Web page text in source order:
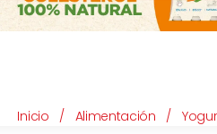
Listas
Inicio / Alimentación /